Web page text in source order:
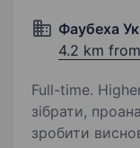
Фаубеха
4.2 km
Full-time. Higher
зібрати,
зробити висновки. Подати